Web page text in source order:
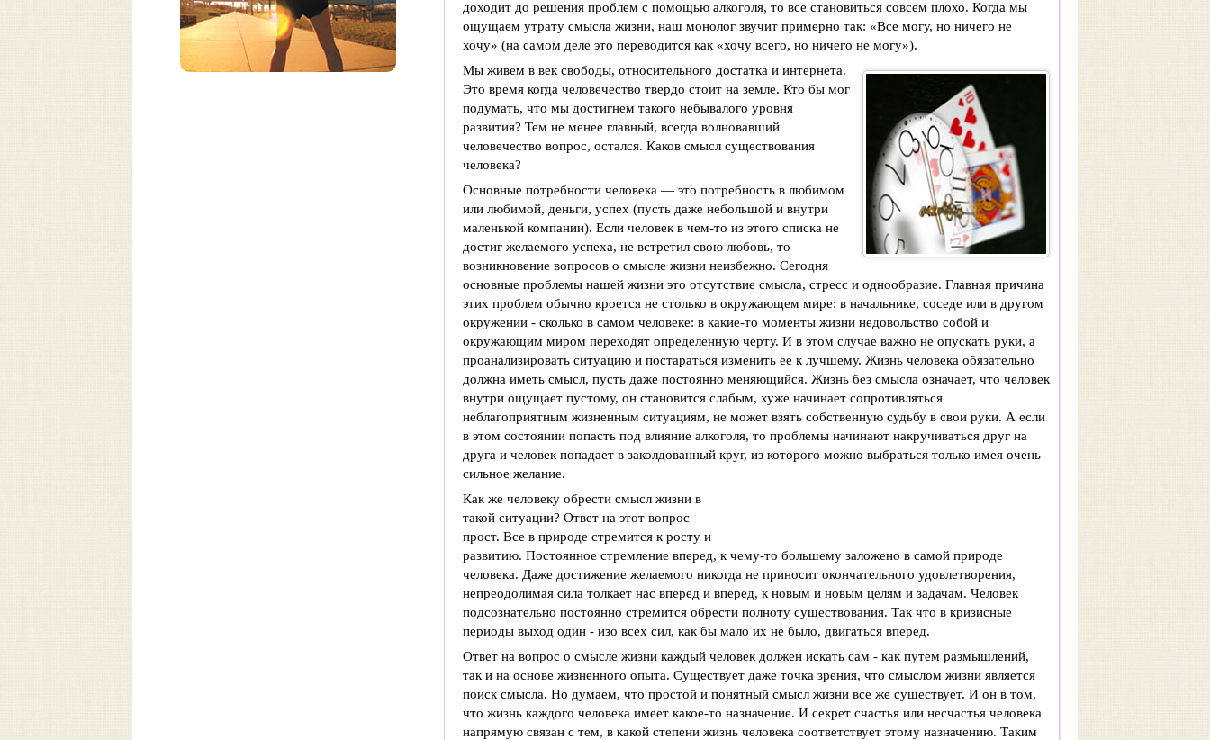
доходит до решения проблем с помощью алкоголя, то все становиться совсем плохо. Когда мы
ощущаем утрату смысла жизни, наш монолог звучит примерно так: «Все могу, но ничего не
хочу» (на самом деле это переводится как «хочу всего, но ничего не могу»).
Мы живем в век свободы, относительного достатка и интернета.
Это время когда человечество твердо стоит на земле. Кто бы мог
подумать, что мы достигнем такого небывалого уровня
развития? Тем не менее главный, всегда волновавший
человечество вопрос, остался. Каков смысл существования
человека?
Основные потребности человека — это потребность в любимом
или любимой, деньги, успех (пусть даже небольшой и внутри
маленькой компании). Если человек в чем-то из этого списка не
достиг желаемого успеха, не встретил свою любовь, то
возникновение вопросов о смысле жизни неизбежно. Сегодня
основные проблемы нашей жизни это отсутствие смысла, стресс и однообразие. Главная причина
этих проблем обычно кроется не столько в окружающем мире: в начальнике, соседе или в другом
окружении - сколько в самом человеке: в какие-то моменты жизни недовольство собой и
окружающим миром переходят определенную черту. И в этом случае важно не опускать руки, а
проанализировать ситуацию и постараться изменить ее к лучшему. Жизнь человека обязательно
должна иметь смысл, пусть даже постоянно меняющийся. Жизнь без смысла означает, что человек
внутри ощущает пустому, он становится слабым, хуже начинает сопротивляться
неблагоприятным жизненным ситуациям, не может взять собственную судьбу в свои руки. А если
в этом состоянии попасть под влияние алкоголя, то проблемы начинают накручиваться друг на
друга и человек попадает в заколдованный круг, из которого можно выбраться только имея очень
сильное желание.
Как же человеку обрести смысл жизни в
такой ситуации? Ответ на этот вопрос
прост. Все в природе стремится к росту и
развитию. Постоянное стремление вперед, к чему-то большему заложено в самой природе
человека. Даже достижение желаемого никогда не приносит окончательного удовлетворения,
непреодолимая сила толкает нас вперед и вперед, к новым и новым целям и задачам. Человек
подсознательно постоянно стремится обрести полноту существования. Так что в кризисные
периоды выход один - изо всех сил, как бы мало их не было, двигаться вперед.
Ответ на вопрос о смысле жизни каждый человек должен искать сам - как путем размышлений,
так и на основе жизненного опыта. Существует даже точка зрения, что смыслом жизни является
поиск смысла. Но думаем, что простой и понятный смысл жизни все же существует. И он в том,
что жизнь каждого человека имеет какое-то назначение. И секрет счастья или несчастья человека
напрямую связан с тем, в какой степени жизнь человека соответствует этому назначению. Таким